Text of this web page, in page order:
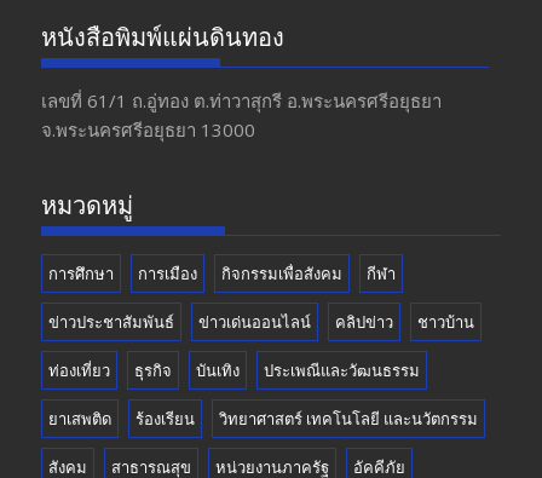
e
b
o
o
a
gr
a
m
itt
er
u
T
u
b
หนังสือพิมพ์แผ่นดินทอง
เลขที่ 61/1 ถ.อู่ทอง​ ต.​ท่าวาสุกรี​ อ.พระนครศรีอยุธยา​
จ.พระนครศรีอยุธยา 13000
หมวดหมู่
การศึกษา การเมือง กิจกรรมเพื่อสังคม กีฬา
ข่าวประชาสัมพันธ์ ข่าวเด่นออนไลน์ คลิปข่าว ชาวบ้าน
ท่องเที่ยว ธุรกิจ บันเทิง ประเพณีและวัฒนธรรม
ยาเสพติด ร้องเรียน วิทยาศาสตร์ เทคโนโลยี และนวัตกรรม
สังคม สาธารณสุข หน่วยงานภาครัฐ อัคคีภัย